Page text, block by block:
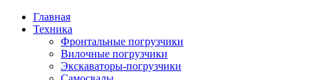
Главная
Техника
Фронтальные погрузчики
Вилочные погрузчики
Экскаваторы-погрузчики